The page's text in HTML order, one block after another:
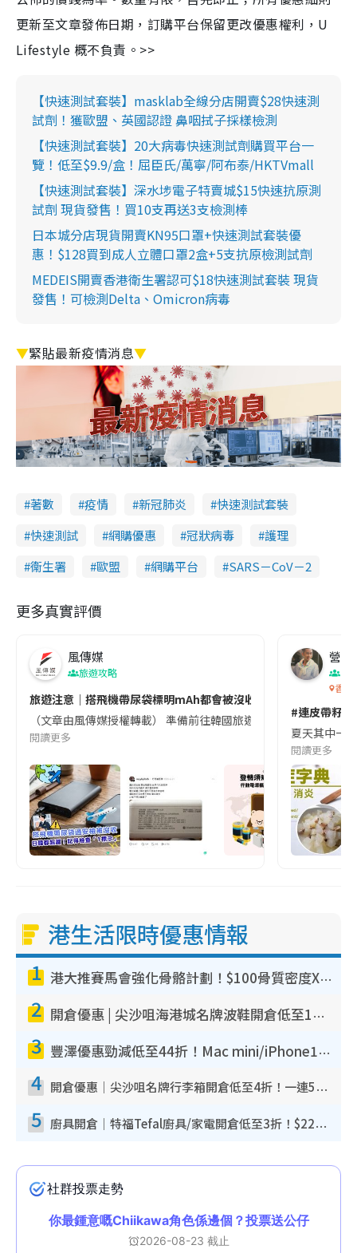
更新至文章發佈日期，訂購平台保留更改優惠權利，U
Lifestyle 概不負責。>>
【快速測試套裝】masklab全線分店開賣$28快速測
試劑！獲歐盟、英國認證 鼻咽拭子採樣檢測
【快速測試套裝】20大病毒快速測試劑購買平台一
覽！低至$9.9/盒！屈臣氏/萬寧/阿布泰/HKTVmall
【快速測試套裝】深水埗電子特賣城$15快速抗原測
試劑 現貨發售！買10支再送3支檢測棒
日本城分店現貨開賣KN95口罩+快速測試套裝優
惠！$128買到成人立體口罩2盒+5支抗原檢測試劑
MEDEIS開賣香港衛生署認可$18快速測試套裝 現貨
發售！可檢測Delta、Omicron病毒
▼緊貼最新疫情消息▼
著數 疫情 新冠肺炎
快速測試套裝
快速測試
網購優惠 冠狀病毒
護理
衞生署
歐盟 網購平台 SARS－CoV－2
更多真實評價
風傳媒
旅遊攻略
旅遊注意｜搭飛機帶尿袋標明mAh都會被沒收😱出發前切記檢查
（文章由風傳媒授權轉載） 準備前往韓國旅遊的民眾，近期要
閱讀更多
營養
香港
#連皮帶籽
夏天其中一
閱讀更多
港生活限時優惠情報
1 港大推賽馬會強化骨骼計劃！$100骨質密度X光檢查 完成免費運動訓練送超市禮券！附參加資格
2 開倉優惠 | 尖沙咀海港城名牌波鞋開倉低至1折！On鞋$899起／Joy&Peace鞋履$98起
3 豐澤優惠勁減低至44折！Mac mini/iPhone17Pro大減價！廚房家電$220起
4 開倉優惠｜尖沙咀名牌行李箱開倉低至4折！一連5日 American Tourister/ace./Hallmark $200起！
5 廚具開倉｜特福Tefal廚具/家電開倉低至3折！$220起買平底鍋/炒鑊/湯煲！電飯煲/吸塵機/燙斗$418起